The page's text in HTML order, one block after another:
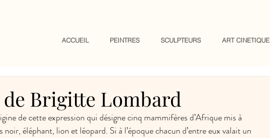
ACCUEIL PEINTRES SCULPTEURS ART CINETIQUE
de Brigitte Lombard
de cette expression qui désigne cinq mammifères d’Afrique mis à
noir, éléphant, lion et léopard. Si à l’époque chacun d’entre eux valait un